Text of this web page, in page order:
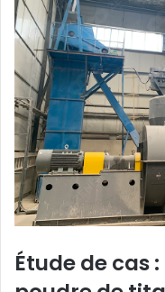
Étude de cas